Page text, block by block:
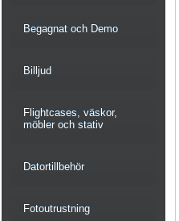
Begagnat och Demo
Billjud
Flightcases, väskor,
möbler och stativ
Datortillbehör
Fotoutrustning